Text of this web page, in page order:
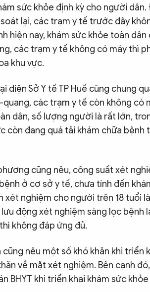
sức khỏe định kỳ cho người
lại, các trạm y tế trước đây
hiện nay, khám sức khỏe toàn
các trạm y tế không có máy thì
khu vực.
diện Sở Y tế TP Huế cũng chung
quang, các trạm y tế còn không có
dân, số lượng người là rất lớn,
còn đang quá tải khám chữa
cũng nêu, công suất xét
ở cơ sở y tế, chưa tính đến
xét nghiệm cho người trên 18 tuổi
động xét nghiệm sàng lọc bệnh
không đáp ứng đủ.
cũng nêu một số khó khăn khi
về mặt xét nghiệm. Bên cạnh
BHYT khi triển khai khám sức